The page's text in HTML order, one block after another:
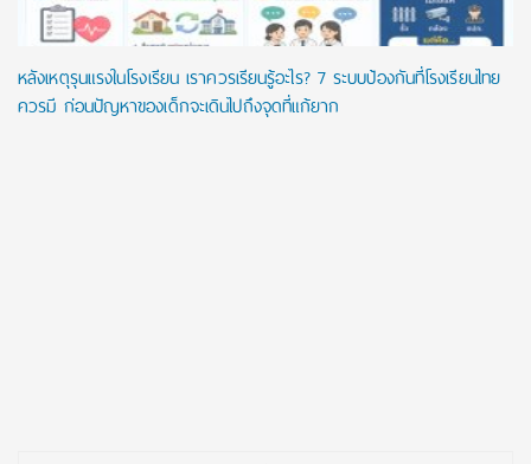
หลังเหตุรุนแรงในโรงเรียน เราควรเรียนรู้อะไร? 7 ระบบป้องกันที่โรงเรียนไทย
ควรมี ก่อนปัญหาของเด็กจะเดินไปถึงจุดที่แก้ยาก